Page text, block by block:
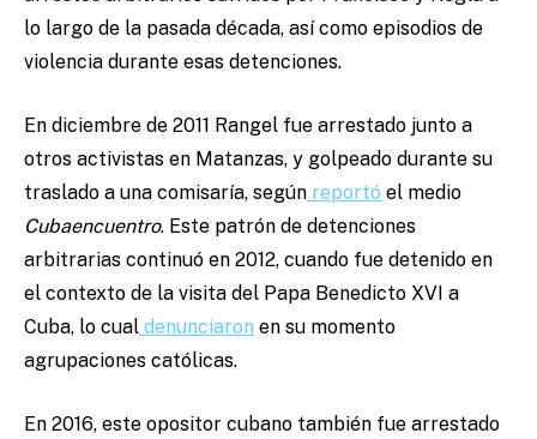
lo largo de la pasada década, así como episodios de
violencia durante esas detenciones.
En diciembre de 2011 Rangel fue arrestado junto a
otros activistas en Matanzas, y golpeado durante su
traslado a una comisaría, según reportó el medio
Cubaencuentro. Este patrón de detenciones
arbitrarias continuó en 2012, cuando fue detenido en
el contexto de la visita del Papa Benedicto XVI a
Cuba, lo cual denunciaron en su momento
agrupaciones católicas.
En 2016, este opositor cubano también fue arrestado